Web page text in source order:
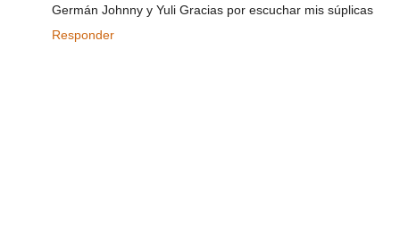
Germán Johnny y Yuli Gracias por escuchar mis súplicas
Responder